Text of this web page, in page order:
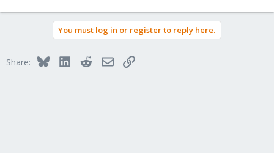
You must log in or register to reply here.
Share: BlueskyLinkedInRedditEmailLink